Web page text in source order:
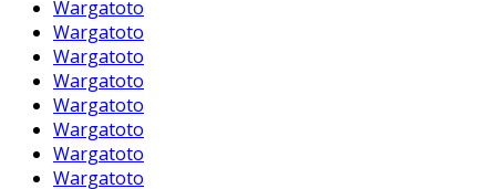
Wargatoto
Wargatoto
Wargatoto
Wargatoto
Wargatoto
Wargatoto
Wargatoto
Wargatoto